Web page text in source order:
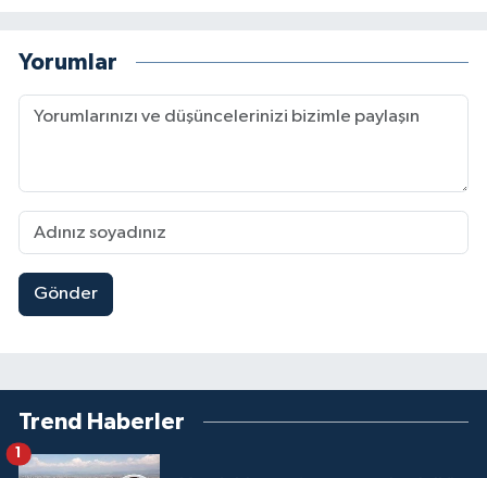
Yorumlar
Gönder
Trend Haberler
1